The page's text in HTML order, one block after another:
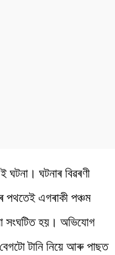
ঘটনাৰ বিৱৰণী
পথতেই এগৰাকী পঞ্চম
সংঘটিত হয়। অভিযোগ
টানি নিয়ে আৰু পাছত